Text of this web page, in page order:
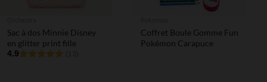
Sac à dos Minnie Disney
en glitter print fille
4.9
Coffret Boule Gomme Fun
Pokémon Carapuce